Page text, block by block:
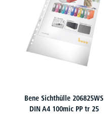
Bene Sichthülle 206825WS
DIN A4 100mic PP tr 25